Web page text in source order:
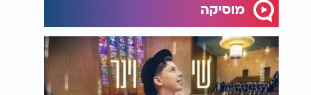
מוסיקה